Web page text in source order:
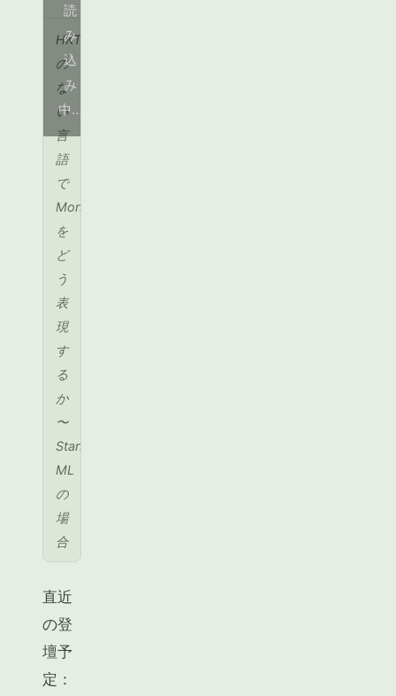
読
み
込
み
中…
HKT
の
な
い
言
語
で
Monad
を
ど
う
表
現
す
る
か
〜
Standard
ML
の
場
合
直近
の登
壇予
定：